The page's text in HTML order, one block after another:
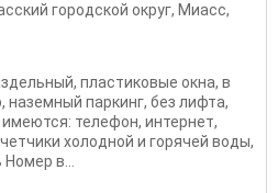
городской округ, Миасс,
пластиковые окна, в
паркинг, без лифта,
телефон, интернет,
холодной и горячей воды,
в...